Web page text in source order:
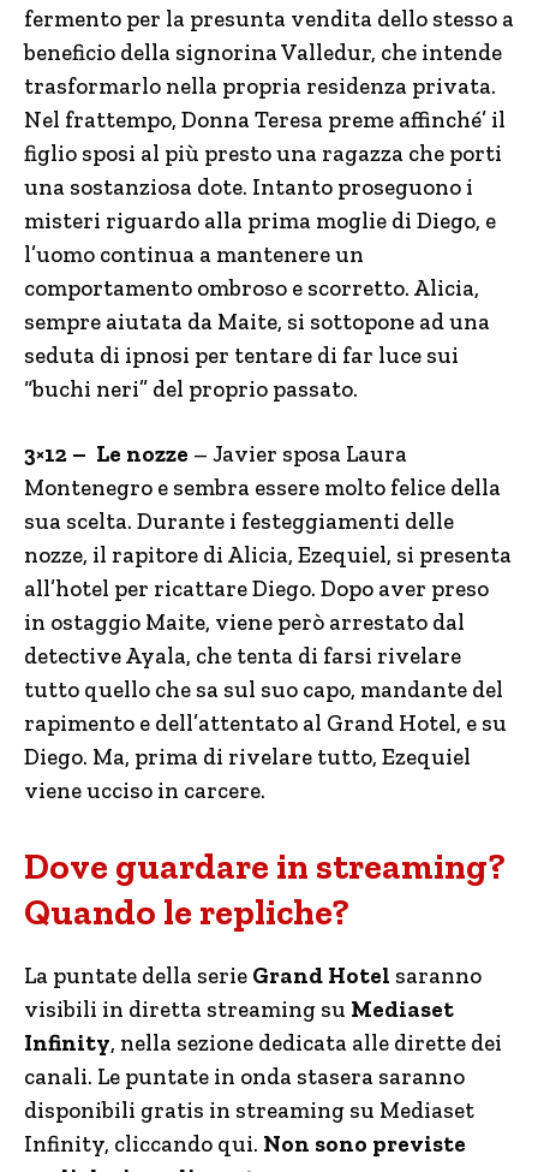
fermento per la presunta vendita dello stesso a
beneficio della signorina Valledur, che intende
trasformarlo nella propria residenza privata.
Nel frattempo, Donna Teresa preme affinché’ il
figlio sposi al più presto una ragazza che porti
una sostanziosa dote. Intanto proseguono i
misteri riguardo alla prima moglie di Diego, e
l’uomo continua a mantenere un
comportamento ombroso e scorretto. Alicia,
sempre aiutata da Maite, si sottopone ad una
seduta di ipnosi per tentare di far luce sui
“buchi neri” del proprio passato.
3×12 – Le nozze – Javier sposa Laura
Montenegro e sembra essere molto felice della
sua scelta. Durante i festeggiamenti delle
nozze, il rapitore di Alicia, Ezequiel, si presenta
all’hotel per ricattare Diego. Dopo aver preso
in ostaggio Maite, viene però arrestato dal
detective Ayala, che tenta di farsi rivelare
tutto quello che sa sul suo capo, mandante del
rapimento e dell’attentato al Grand Hotel, e su
Diego. Ma, prima di rivelare tutto, Ezequiel
viene ucciso in carcere.
Dove guardare in streaming?
Quando le repliche?
La puntate della serie Grand Hotel saranno
visibili in diretta streaming su Mediaset
Infinity, nella sezione dedicata alle dirette dei
canali. Le puntate in onda stasera saranno
disponibili gratis in streaming su Mediaset
Infinity, cliccando qui. Non sono previste